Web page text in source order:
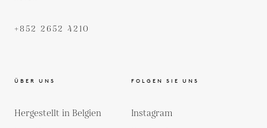
+852 2652 4210
ÜBER UNS
Hergestellt in Belgien
FOLGEN SIE UNS
Instagram